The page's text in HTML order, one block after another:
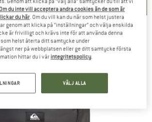
Reach - Resebag
Om du inte vill acceptera andra cookies än de som är
du här. Om du vill kan du när som helst justera
genom att klicka på ”inställningar” och välja enskilda
är frivilligt och krävs inte för att använda denna
helst återta ditt samtycke under
ner på webbplatsen eller ge ditt samtycke första
hittar du i vår integritetspolicy.
VÄLJ ALLA